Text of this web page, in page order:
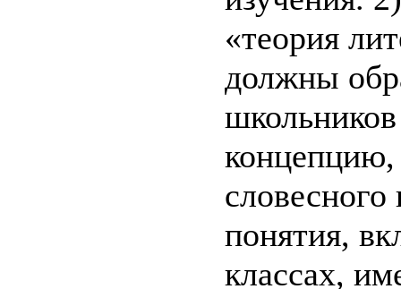
«теория
должны
понятия,
классах,